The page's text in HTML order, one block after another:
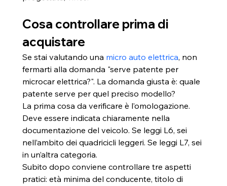
Cosa controllare prima di
acquistare
Se stai valutando una micro auto elettrica, non
fermarti alla domanda "serve patente per
microcar elettrica?". La domanda giusta è: quale
patente serve per quel preciso modello?
La prima cosa da verificare è l’omologazione.
Deve essere indicata chiaramente nella
documentazione del veicolo. Se leggi L6, sei
nell’ambito dei quadricicli leggeri. Se leggi L7, sei
in un’altra categoria.
Subito dopo conviene controllare tre aspetti
pratici: età minima del conducente, titolo di